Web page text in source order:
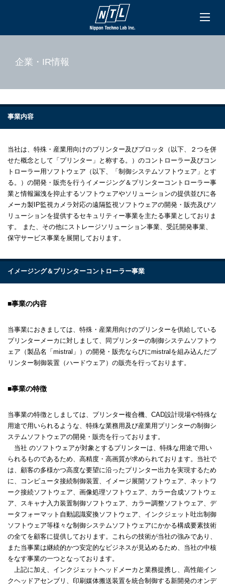
企業・IR情報
事業内容
当社は、特殊・産業用向けのプリンター及びプロッタ（以下、２つを併
せた概念として「プリンター」と称する。）のコントローラー及びコン
トローラー用ソフトウェア（以下、「制御システムソフトウェア」とす
る。）の開発・販売を行うイメージング＆プリンターコントローラー事
業と情報漏洩を抑止するソフトウェアやソリューションの提供並びに各
メーカ製IP監視カメラ対応の遠隔監視ソフトウェアの開発・販売及びソ
リューションを提供するセキュリティー事業を主たる事業としておりま
す。 また、その他にストレージソリューション事業、受託開発事業、
保守サービス事業を展開しております。
イメージング＆プリンターコントローラー事業
事業の内容
当事業におきましては、特殊・産業用向けのプリンターを供給している
プリンターメーカに対しまして、同プリンターの制御システムソフトウ
ェア（製品名「mistral」）の開発・販売ならびにmistralを組み込んだプ
リンター制御装置（ハードウェア）の販売を行っております。
事業の特徴
当事業の特徴としましては、プリンター複合機、CAD設計現場や特殊な
用途で用いられるような、特殊な業務用及び産業用プリンターの制御シ
ステムソフトウェアの開発・販売を行っております。
当社 のソフトウェアが対象とするプリンターは、特殊な用途で用い
られるものであるため、高精度・高画質が求められております。当社で
は、顧客の多様かつ高度な要望に沿ったプリンター出力を実現するため
に、コンピュータ接続制御装置、イメージ展開ソフトウェア、ネットワ
ーク接続ソフトウェア、画像処理ソフトウェア、カラー合成ソフトウェ
ア、スキャナ入力装置制御ソフトウェア、カラー調整ソフトウェア、デ
ータフォーマット自動認識変換ソフトウェア、インクジェット吐出制御
ソフトウェア等様々な制御システムソフトウェアにかかる構成要素技術
の全てを顧客に提供しております。これらの技術が当社の強みであり、
また当事業は継続的かつ安定的なビジネスが見込めるため、当社の中核
をなす事業の一つとなっております。
上記に加え、インクジェットヘッドメーカと業務提携し、高性能イン
クヘッドアセンブリ、印刷媒体搬送装置を統合制御する新開発のオンデ